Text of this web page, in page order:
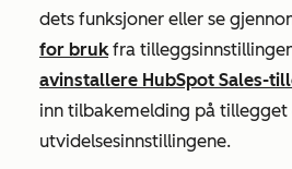
dets funksjoner eller se
for brukfra
avinstallere HubSpot Sales-
inn tilbakemelding på
utvidelsesinnstillingene.